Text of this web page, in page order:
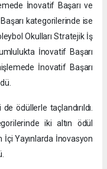
İnovatif Başarı ve
kategorilerinde ise
Okulları Stratejik İş
İnovatif Başarı
İnovatif Başarı
ödüllerle taçlandırıldı.
iki altın ödül
İçi Yayınlarda İnovasyon